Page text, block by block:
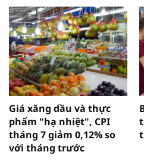
Giá xăng dầu và thực
phẩm "hạ nhiệt", CPI
tháng 7 giảm 0,12% so
với tháng trước